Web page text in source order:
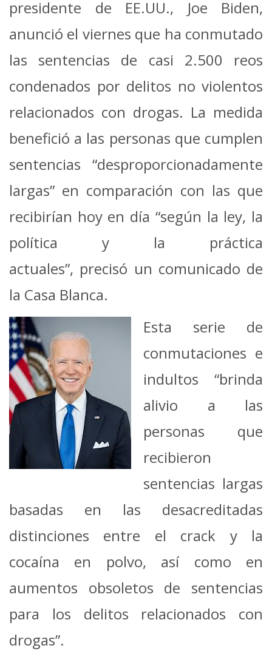
presidente de EE.UU., Joe Biden,
anunció el viernes que ha conmutado
las sentencias de casi 2.500 reos
condenados por delitos no violentos
relacionados con drogas. La medida
benefició a las personas que cumplen
sentencias “desproporcionadamente
largas” en comparación con las que
recibirían hoy en día “según la ley, la
política y la práctica
actuales”, precisó un comunicado de
la Casa Blanca.
Esta serie de
conmutaciones e
indultos “brinda
alivio a las
personas que
recibieron
sentencias largas
basadas en las desacreditadas
distinciones entre el crack y la
cocaína en polvo, así como en
aumentos obsoletos de sentencias
para los delitos relacionados con
drogas”.